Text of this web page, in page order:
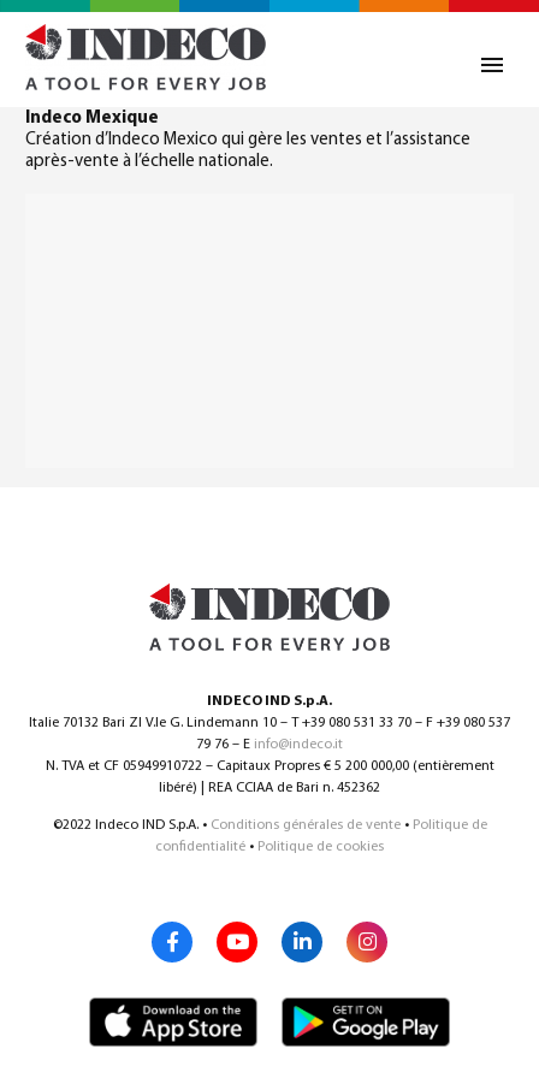
North America – French(North America – French
Indeco Mexique
Création d’Indeco Mexico qui gère les ventes et l’assistance
après-vente à l’échelle nationale.
INDECO IND S.p.A.
Italie 70132 Bari ZI V.le G. Lindemann 10 – T +39 080 531 33 70 – F +39 080 537
79 76 – E info@indeco.it
N. TVA et CF 05949910722 – Capitaux Propres € 5 200 000,00 (entièrement
libéré) | REA CCIAA de Bari n. 452362
©2022 Indeco IND S.p.A. • Conditions générales de vente• Politique de
confidentialité • Politique de cookies